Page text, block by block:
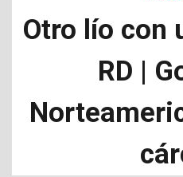
Otro lío con
RD |